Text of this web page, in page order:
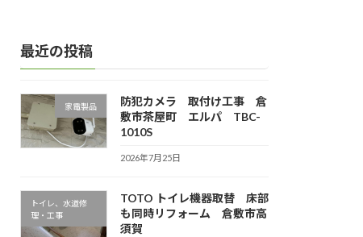
最近の投稿
家電製品
防犯カメラ 取付け工事 倉
敷市茶屋町 エルパ TBC-
1010S
2026年7月25日
トイレ、水道修
理・工事
TOTO トイレ機器取替 床部
も同時リフォーム 倉敷市高
須賀